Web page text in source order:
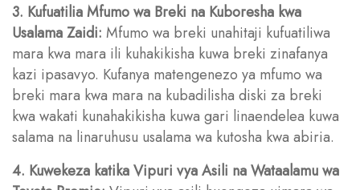
3. Kufuatilia Mfumo wa Breki na Kuboresha kwa
Usalama Zaidi: Mfumo wa breki unahitaji kufuatiliwa
mara kwa mara ili kuhakikisha kuwa breki zinafanya
kazi ipasavyo. Kufanya matengenezo ya mfumo wa
breki mara kwa mara na kubadilisha diski za breki
kwa wakati kunahakikisha kuwa gari linaendelea kuwa
salama na linaruhusu usalama wa kutosha kwa abiria.
4. Kuwekeza katika Vipuri vya Asili na Wataalamu wa